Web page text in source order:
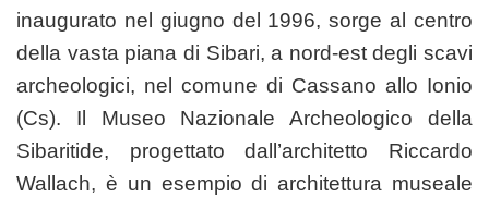
inaugurato nel giugno del 1996, sorge al centro
della vasta piana di Sibari, a nord-est degli scavi
archeologici, nel comune di Cassano allo Ionio
(Cs). Il Museo Nazionale Archeologico della
Sibaritide, progettato dall’architetto Riccardo
Wallach, è un esempio di architettura museale